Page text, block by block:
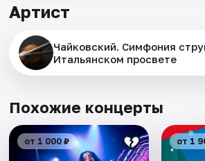
Артист
Чайковский. Симфония
Итальянском просвете
Похожие концерты
от 1 000 ₽ от 1